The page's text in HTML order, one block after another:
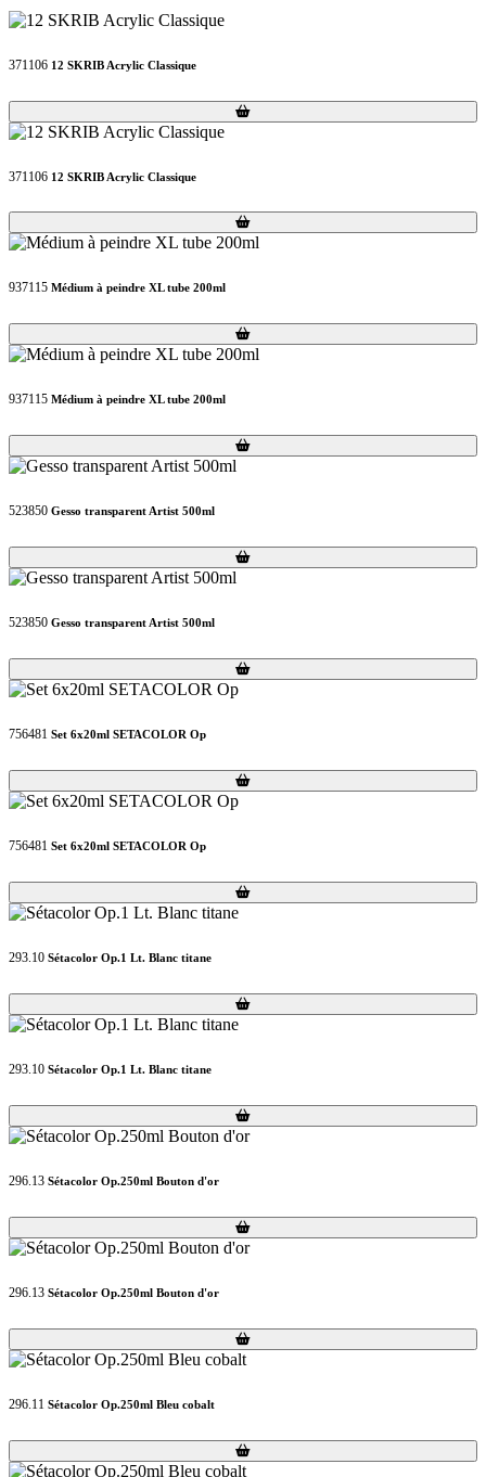
371106 12 SKRIB Acrylic Classique
Loading...
Loading...
371106 12 SKRIB Acrylic Classique
Loading...
Loading...
937115 Médium à peindre XL tube 200ml
Loading...
Loading...
937115 Médium à peindre XL tube 200ml
Loading...
Loading...
523850 Gesso transparent Artist 500ml
Loading...
Loading...
523850 Gesso transparent Artist 500ml
Loading...
Loading...
756481 Set 6x20ml SETACOLOR Op
Loading...
Loading...
756481 Set 6x20ml SETACOLOR Op
Loading...
Loading...
293.10 Sétacolor Op.1 Lt. Blanc titane
Loading...
Loading...
293.10 Sétacolor Op.1 Lt. Blanc titane
Loading...
Loading...
296.13 Sétacolor Op.250ml Bouton d'or
Loading...
Loading...
296.13 Sétacolor Op.250ml Bouton d'or
Loading...
Loading...
296.11 Sétacolor Op.250ml Bleu cobalt
Loading...
Loading...